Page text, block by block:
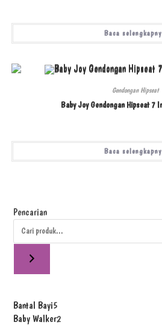
Baca
Gendongan Hipseat
Baby Joy Gendongan Hipseat 7
Baca
Pencarian
Bantal Bayi5
Baby Walker2